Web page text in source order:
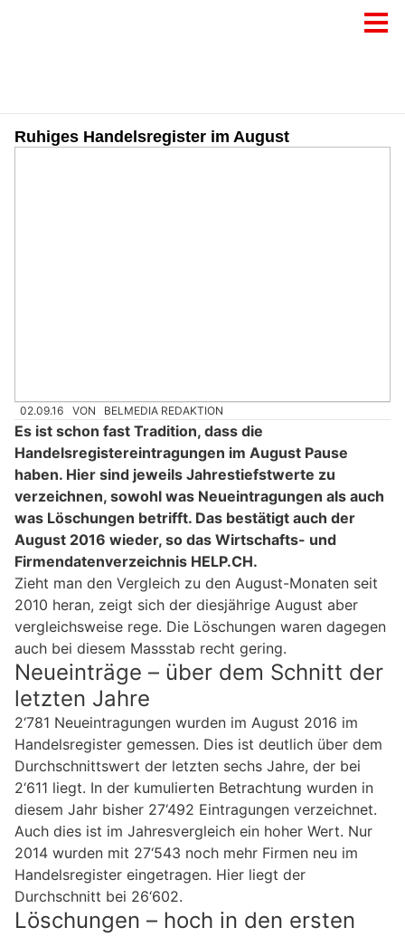
Ruhiges Handelsregister im August
02.09.16 VON BELMEDIA REDAKTION
Es ist schon fast Tradition, dass die
Handelsregistereintragungen im August Pause
haben. Hier sind jeweils Jahrestiefstwerte zu
verzeichnen, sowohl was Neueintragungen als auch
was Löschungen betrifft. Das bestätigt auch der
August 2016 wieder, so das Wirtschafts- und
Firmendatenverzeichnis HELP.CH.
Zieht man den Vergleich zu den August-Monaten seit
2010 heran, zeigt sich der diesjährige August aber
vergleichsweise rege. Die Löschungen waren dagegen
auch bei diesem Massstab recht gering.
Neueinträge – über dem Schnitt der
letzten Jahre
2‘781 Neueintragungen wurden im August 2016 im
Handelsregister gemessen. Dies ist deutlich über dem
Durchschnittswert der letzten sechs Jahre, der bei
2‘611 liegt. In der kumulierten Betrachtung wurden in
diesem Jahr bisher 27‘492 Eintragungen verzeichnet.
Auch dies ist im Jahresvergleich ein hoher Wert. Nur
2014 wurden mit 27‘543 noch mehr Firmen neu im
Handelsregister eingetragen. Hier liegt der
Durchschnitt bei 26‘602.
Löschungen – hoch in den ersten